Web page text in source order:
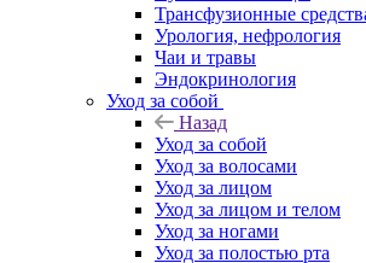
Трансфузионные
Урология, нефрология
Чаи и травы
Эндокринология
Уход за собой
Назад
Уход за собой
Уход за волосами
Уход за лицом
Уход за лицом и телом
Уход за ногами
Уход за полостью рта